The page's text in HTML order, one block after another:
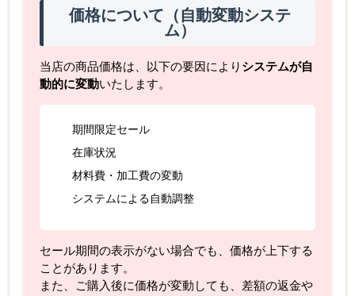
価格について（自動変動システ
ム）
当店の商品価格は、以下の要因により システムが自
動的に変動いたします。
期間限定セール
在庫状況
材料費・加工費の変動
システムによる自動調整
セール期間の表示がない場合でも、価格が上下する
ことがあります。
また、ご購入後に価格が変動しても、差額の返金や